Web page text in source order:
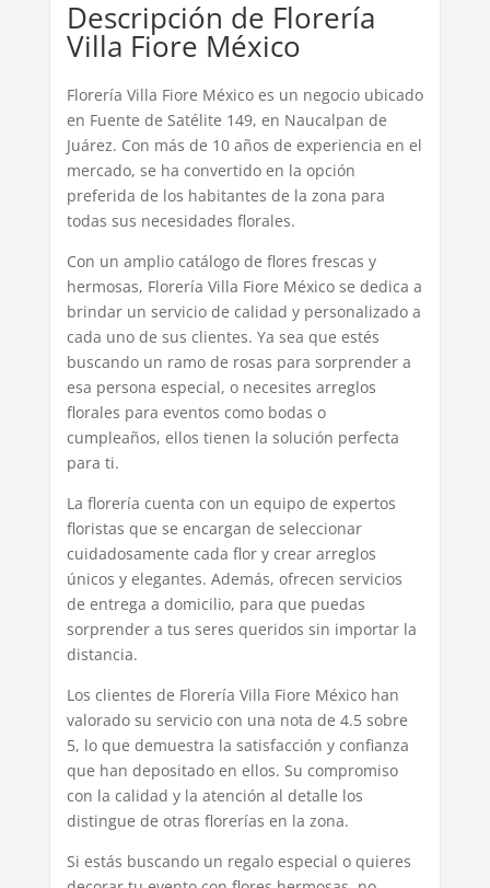
Descripción de Florería
Villa Fiore México
Florería Villa Fiore México es un negocio ubicado
en Fuente de Satélite 149, en Naucalpan de
Juárez. Con más de 10 años de experiencia en el
mercado, se ha convertido en la opción
preferida de los habitantes de la zona para
todas sus necesidades florales.
Con un amplio catálogo de flores frescas y
hermosas, Florería Villa Fiore México se dedica a
brindar un servicio de calidad y personalizado a
cada uno de sus clientes. Ya sea que estés
buscando un ramo de rosas para sorprender a
esa persona especial, o necesites arreglos
florales para eventos como bodas o
cumpleaños, ellos tienen la solución perfecta
para ti.
La florería cuenta con un equipo de expertos
floristas que se encargan de seleccionar
cuidadosamente cada flor y crear arreglos
únicos y elegantes. Además, ofrecen servicios
de entrega a domicilio, para que puedas
sorprender a tus seres queridos sin importar la
distancia.
Los clientes de Florería Villa Fiore México han
valorado su servicio con una nota de 4.5 sobre
5, lo que demuestra la satisfacción y confianza
que han depositado en ellos. Su compromiso
con la calidad y la atención al detalle los
distingue de otras florerías en la zona.
Si estás buscando un regalo especial o quieres